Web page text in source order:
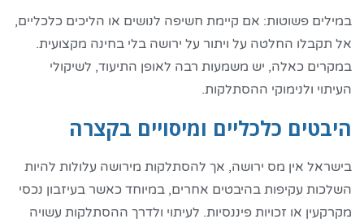
במילים פשוטות: אם קיימת חשיפה לנושים או הליכים כלכליים,
אל תקבלו החלטה על ויתור על ירושה בלי בחינה מקצועית.
במקרים כאלה, יש משמעות רבה לאופן התיעוד, לשיקולי
העיתוי ולנימוקי ההסתלקות.
היבטים כלכליים ומיסויים בקצרה
בישראל אין מס ירושה, אך להסתלקות מירושה עלולות להיות
השלכות עקיפות בהיבטים אחרים, במיוחד כאשר בעיזבון נכסי
מקרקעין או זכויות פיננסיות. לעיתוי ולדרך ההסתלקות עשויה